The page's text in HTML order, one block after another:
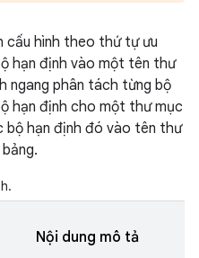
cấu hình theo thứ tự ưu
hạn định vào một tên thư
ngang phân tách từng bộ
hạn định cho một thư mục
bộ hạn định đó vào tên thư
Nội dung mô tả